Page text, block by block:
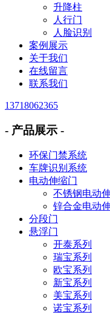
升降柱
人行门
人脸识别
案例展示
关于我们
在线留言
联系我们
13718062365
- 产品展示 -
环保门禁系统
车牌识别系统
电动伸缩门
不锈钢电动
锌合金电动
分段门
悬浮门
开泰系列
瑞宝系列
欧宝系列
新宝系列
美宝系列
诺宝系列